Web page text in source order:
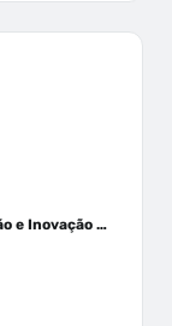
Liga Acadêmica de Gestão e Inovação Médica - LAGIM